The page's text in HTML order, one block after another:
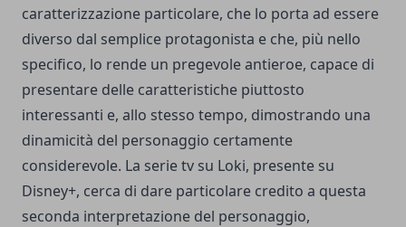
caratterizzazione particolare, che lo porta ad essere
diverso dal semplice protagonista e che, più nello
specifico, lo rende un pregevole antieroe, capace di
presentare delle caratteristiche piuttosto
interessanti e, allo stesso tempo, dimostrando una
dinamicità del personaggio certamente
considerevole. La serie tv su Loki, presente su
Disney+, cerca di dare particolare credito a questa
seconda interpretazione del personaggio,